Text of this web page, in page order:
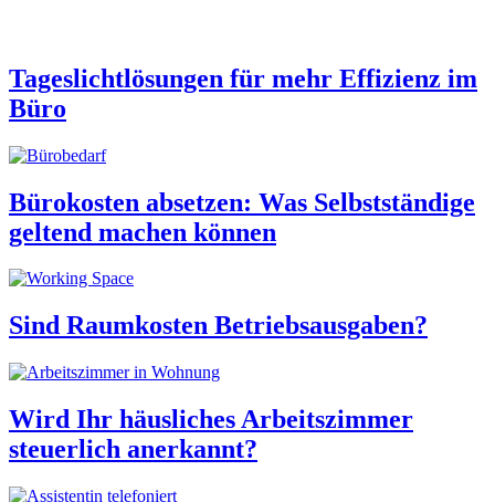
Tageslichtlösungen für mehr Effizienz im
Büro
Bürokosten absetzen: Was Selbstständige
geltend machen können
Sind Raumkosten Betriebsausgaben?
Wird Ihr häusliches Arbeitszimmer
steuerlich anerkannt?